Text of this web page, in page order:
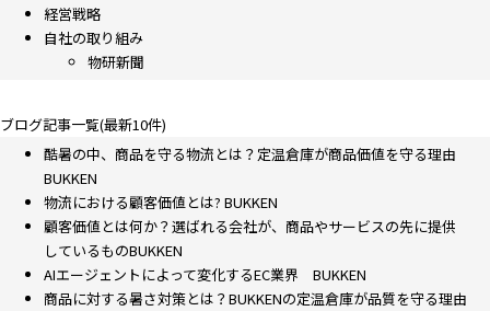
経営戦略
自社の取り組み
物研新聞
ブログ記事一覧(最新10件)
酷暑の中、商品を守る物流とは？定温倉庫が商品価値を守る理由
BUKKEN
物流における顧客価値とは? BUKKEN
顧客価値とは何か？選ばれる会社が、商品やサービスの先に提供
しているものBUKKEN
AIエージェントによって変化するEC業界 BUKKEN
商品に対する暑さ対策とは？BUKKENの定温倉庫が品質を守る理由